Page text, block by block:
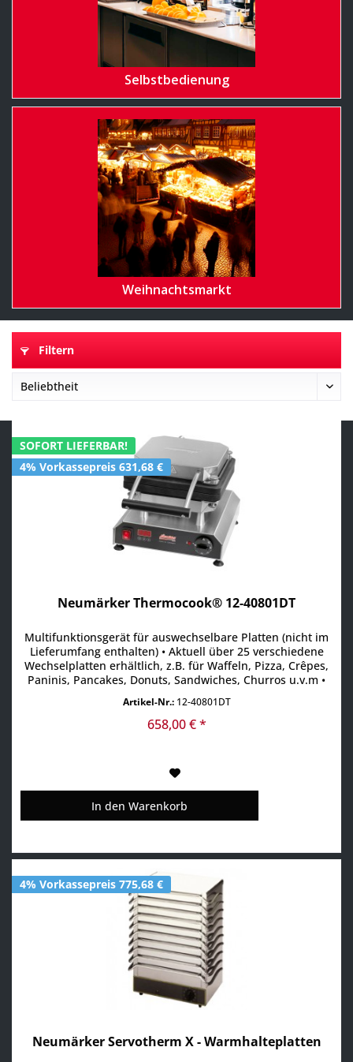
Selbstbedienung
Weihnachtsmarkt
Filtern
SOFORT LIEFERBAR!
4% Vorkassepreis 631,68 €
Neumärker Thermocook® 12-40801DT
Multifunktionsgerät für auswechselbare Platten (nicht im
Lieferumfang enthalten) • Aktuell über 25 verschiedene
Wechselplatten erhältlich, z.B. für Waffeln, Pizza, Crêpes,
Paninis, Pancakes, Donuts, Sandwiches, Churros u.v.m •
Min/Sek • Ein Signalton am Ende der Zubereitungszeit
gewährleistet beständige Produktqualität,...
Artikel-Nr.:12-40801DT
658,00 € *
In den Warenkorb
4% Vorkassepreis 775,68 €
Neumärker Servotherm X - Warmhalteplatten